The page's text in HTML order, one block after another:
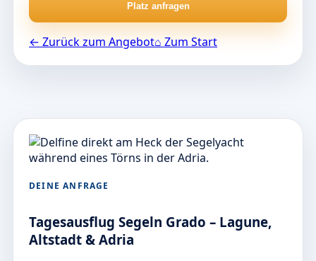
Platz anfragen
← Zurück zum Angebot⌂ Zum Start
DEINE ANFRAGE
Tagesausflug Segeln Grado – Lagune,
Altstadt & Adria